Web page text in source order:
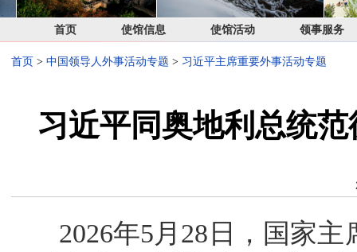
首页 使馆信息 使馆活动 领事服务
首页 > 中国领导人外事活动专题 > 习近平主席重要外事活动专题
习近平同奥地利总统
2026年5月28日，国家